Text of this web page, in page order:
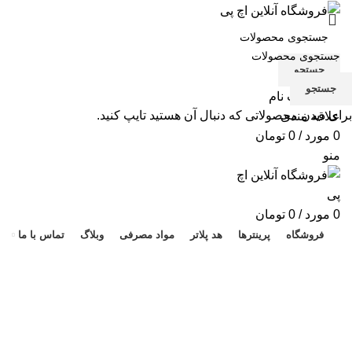
جستجو
ورود / ثبت نام
علاقه مندی
0 مورد /
0 تومان
منو
0 مورد /
0 تومان
فروشگاه پرینترها هد پلاتر مواد مصرفی وبلاگ تماس با ما
جستجو
برای دیدن محصولاتی که دنبال آن هستید تایپ کنید.